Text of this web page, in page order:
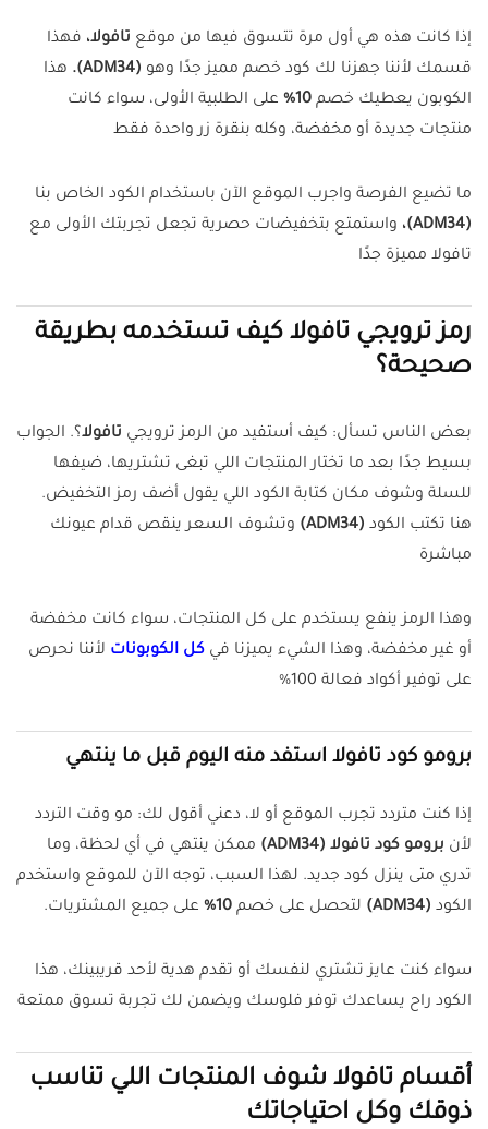
إذا كانت هذه هي أول مرة تتسوق فيها من موقع تافولا، فهذا
قسمك لأننا جهزنا لك كود خصم مميز جدًا وهو (ADM34).
هذا
الكوبون يعطيك خصم 10%
على الطلبية الأولى، سواء كانت
منتجات جديدة أو مخفضة، وكله بنقرة زر واحدة فقط
ما تضيع الفرصة واجرب الموقع الآن باستخدام الكود الخاص بنا
(ADM34)،
واستمتع بتخفيضات حصرية تجعل تجربتك الأولى مع
تافولا مميزة جدًا
رمز ترويجي تافولا كيف تستخدمه بطريقة
صحيحة؟
بعض الناس تسأل: كيف أستفيد من الرمز ترويجي تافولا؟. الجواب
بسيط جدًا بعد ما تختار المنتجات اللي تبغى تشتريها، ضيفها
للسلة وشوف مكان كتابة الكود اللي يقول أضف رمز التخفيض.
هنا تكتب الكود (ADM34)
وتشوف السعر ينقص قدام عيونك
مباشرة
وهذا الرمز ينفع يستخدم على كل المنتجات، سواء كانت مخفضة
أو غير مخفضة، وهذا الشيء يميزنا في كل الكوبونات لأننا نحرص
على توفير أكواد فعالة 100%
برومو كود تافولا استفد منه اليوم قبل ما ينتهي
إذا كنت متردد تجرب الموقع أو لا، دعني أقول لك: مو وقت التردد
لأن برومو كود تافولا (ADM34)
ممكن ينتهي في أي لحظة، وما
تدري متى ينزل كود جديد. لهذا السبب، توجه الآن للموقع واستخدم
الكود (ADM34) لتحصل على خصم 10% على جميع المشتريات.
سواء كنت عايز تشتري لنفسك أو تقدم هدية لأحد قريبينك، هذا
الكود راح يساعدك توفر فلوسك ويضمن لك تجربة تسوق ممتعة
أقسام تافولا شوف المنتجات اللي تناسب
ذوقك وكل احتياجاتك